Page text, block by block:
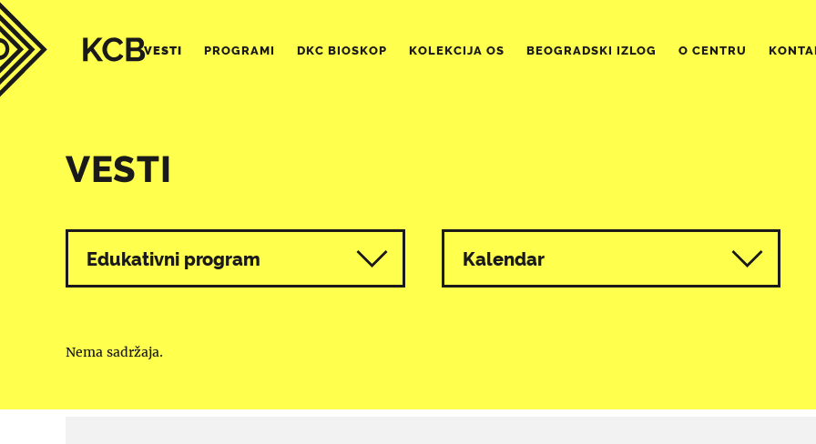
VESTI PROGRAMI DKC BIOSKOP KOLEKCIJA OS BEOGRADSKI IZLOG O CENTRU
VESTI
Svi programi
Edukativni program Kalendar
Nema sadržaja.